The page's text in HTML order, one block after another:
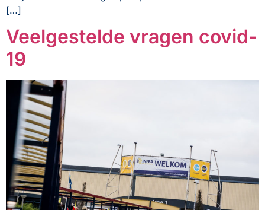
[…]
Veelgestelde vragen covid-
19